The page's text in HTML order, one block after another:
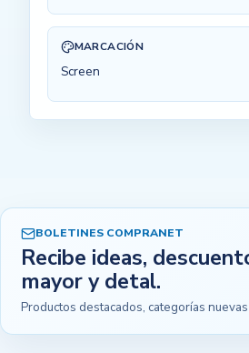
MARCACIÓN
Screen
BOLETINES COMPRANET
Recibe ideas,
mayor y detal.
Productos destacados, categorías